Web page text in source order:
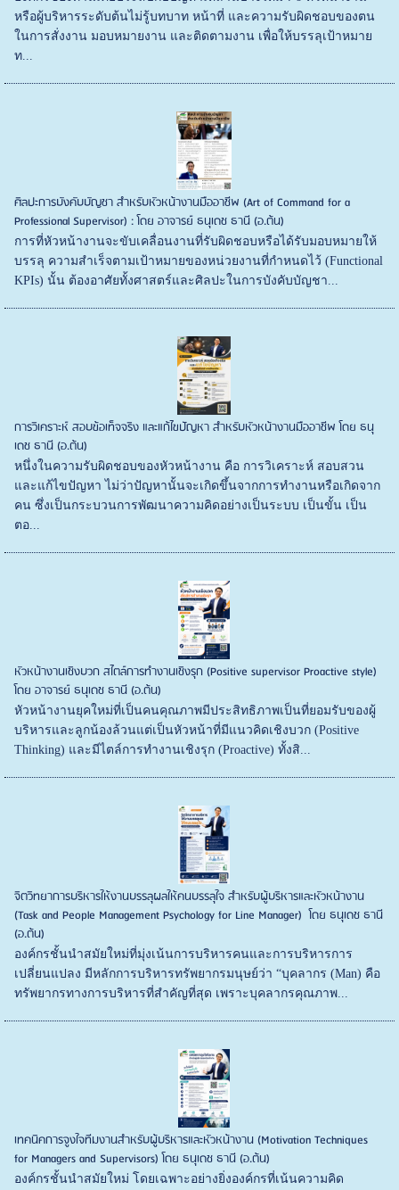
หรือผู้บริหารระดับต้นไม่รู้บทบาท หน้าที่ และความรับผิดชอบของตน
ในการสั่งงาน มอบหมายงาน และติดตามงาน เพื่อให้บรรลุเป้าหมาย
ท...
ศิลปะการบังคับบัญชา สำหรับหัวหน้างานมืออาชีพ (Art of Command for a
Professional Supervisor) : โดย อาจารย์ ธนุเดช ธานี (อ.ต้น)
การที่หัวหน้างานจะขับเคลื่อนงานที่รับผิดชอบหรือได้รับมอบหมายให้
บรรลุ ความสำเร็จตามเป้าหมายของหน่วยงานที่กำหนดไว้ (Functional
KPIs) นั้น ต้องอาศัยทั้งศาสตร์และศิลปะในการบังคับบัญชา...
การวิเคราะห์ สอบข้อเท็จจริง และแก้ไขปัญหา สำหรับหัวหน้างานมืออาชีพ โดย ธนุ
เดช ธานี (อ.ต้น)
หนึ่งในความรับผิดชอบของหัวหน้างาน คือ การวิเคราะห์ สอบสวน
และแก้ไขปัญหา ไม่ว่าปัญหานั้นจะเกิดขึ้นจากการทำงานหรือเกิดจาก
คน ซึ่งเป็นกระบวนการพัฒนาความคิดอย่างเป็นระบบ เป็นขั้น เป็น
ตอ...
หัวหน้างานเชิงบวก สไตล์การทำงานเชิงรุก (Positive supervisor Proactive style)
โดย อาจารย์ ธนุเดช ธานี (อ.ต้น)
หัวหน้างานยุคใหม่ที่เป็นคนคุณภาพมีประสิทธิภาพเป็นที่ยอมรับของผู้
บริหารและลูกน้องล้วนแต่เป็นหัวหน้าที่มีแนวคิดเชิงบวก (Positive
Thinking) และมีไตล์การทำงานเชิงรุก (Proactive) ทั้งสิ...
จิตวิทยาการบริหารให้งานบรรลุผลให้คนบรรลุใจ สำหรับผู้บริหารและหัวหน้างาน
(Task and People Management Psychology for Line Manager) โดย ธนุเดช ธานี
(อ.ต้น)
องค์กรชั้นนำสมัยใหม่ที่มุ่งเน้นการบริหารคนและการบริหารการ
เปลี่ยนแปลง มีหลักการบริหารทรัพยากรมนุษย์ว่า “บุคลากร (Man) คือ
ทรัพยากรทางการบริหารที่สำคัญที่สุด เพราะบุคลากรคุณภาพ...
เทคนิคการจูงใจทีมงานสำหรับผู้บริหารและหัวหน้างาน (Motivation Techniques
for Managers and Supervisors) โดย ธนุเดช ธานี (อ.ต้น)
องค์กรชั้นนำสมัยใหม่ โดยเฉพาะอย่างยิ่งองค์กรที่เน้นความคิด